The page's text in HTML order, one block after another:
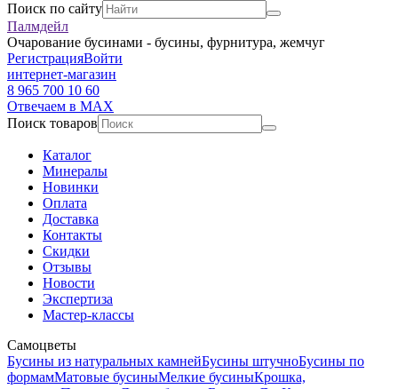
Поиск по сайту
Палмдейл
Очарование бусинами - бусины, фурнитура, жемчуг
РегистрацияВойти
интернет-магазин
8 965 700 10 60
Отвечаем в MAX
Поиск товаров
Каталог
Минералы
Новинки
Оплата
Доставка
Контакты
Скидки
Отзывы
Новости
Экспертиза
Мастер-классы
Самоцветы
Бусины из натуральных камнейБусины штучноБусины по
формамМатовые бусиныМелкие бусиныКрошка,